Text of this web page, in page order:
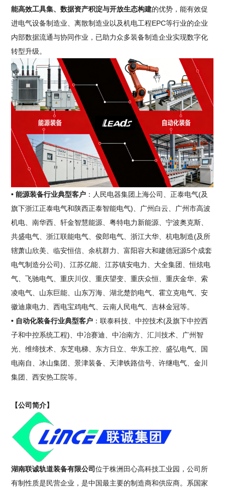
能高效工具集、数据资产积淀与开放生态构建的优势，能有效促
进电气设备制造业、离散制造业以及机电工程EPC等行业的企业
内部数据流通与协同作业，已助力众多装备制造企业实现数字化
转型升级。
• 能源装备行业典型客户 ：人民电器集团上海公司、正泰电气(及
旗下浙江正泰电气和陕西正泰智能电气)、广州白云、广州市高波
机电、南华西、轩金智慧能源、粤特电力新能源、宁波奥克斯、
共盛电气、浙江联能电气、俊郎电气、浙江大华、杭电制造(及所
辖萧山欣美、临安恒信、余杭群力、富阳容大和建德冠源5个成套
电气制造分公司)、江苏亿能、江苏镇安电力、大全集团、恒炫电
气、飞驰电气、重庆川仪、重庆望变、重庆众恒、重庆金华、索
凌电气、山东巨能、山东万海、湖北楚韵电气、霍立克电气、安
徽迪康电力、西电宝鸡电气、云南人民电气、吉林金冠等。
• 自动化装备行业典型客户 ：联泰科技、中控技术(及旗下中控西
子和中控系统工程)、中冶赛迪、中冶南方、汇川技术、广州智
光、维缔技术、东芝电梯、东方日立、华东工控、盛弘电气、国
电南自、冰山集团、景津装备、天津铁路信号、许继电气、金川
集团、西安热工院等。
【公司简介】
湖南联诚轨道装备有限公司位于株洲田心高科技工业园，公司所
有制性质是民营企业，是中国最主要的制造商和供应商。系国家